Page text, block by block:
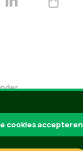
oktober 2024
juni 2024
cookies accepteren